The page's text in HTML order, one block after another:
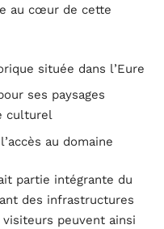
au cœur de cette
située dans l’Eure
ses paysages
culturel
au domaine
partie intégrante du
des infrastructures
peuvent ainsi